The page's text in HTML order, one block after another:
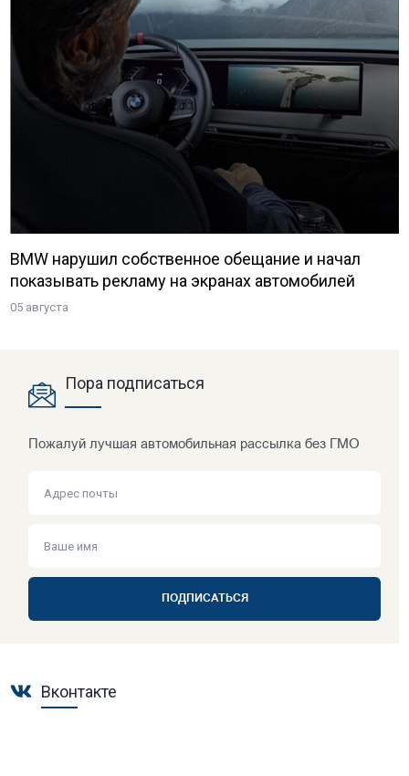
BMW нарушил собственное обещание и начал
показывать рекламу на экранах автомобилей
05 августа
Пора подписаться
Пожалуй лучшая автомобильная рассылка без ГМО
ПОДПИСАТЬСЯ
Вконтакте